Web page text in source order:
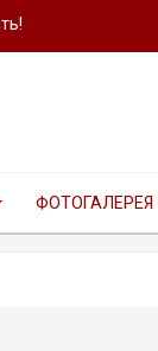
ФОТОГАЛЕРЕЯ